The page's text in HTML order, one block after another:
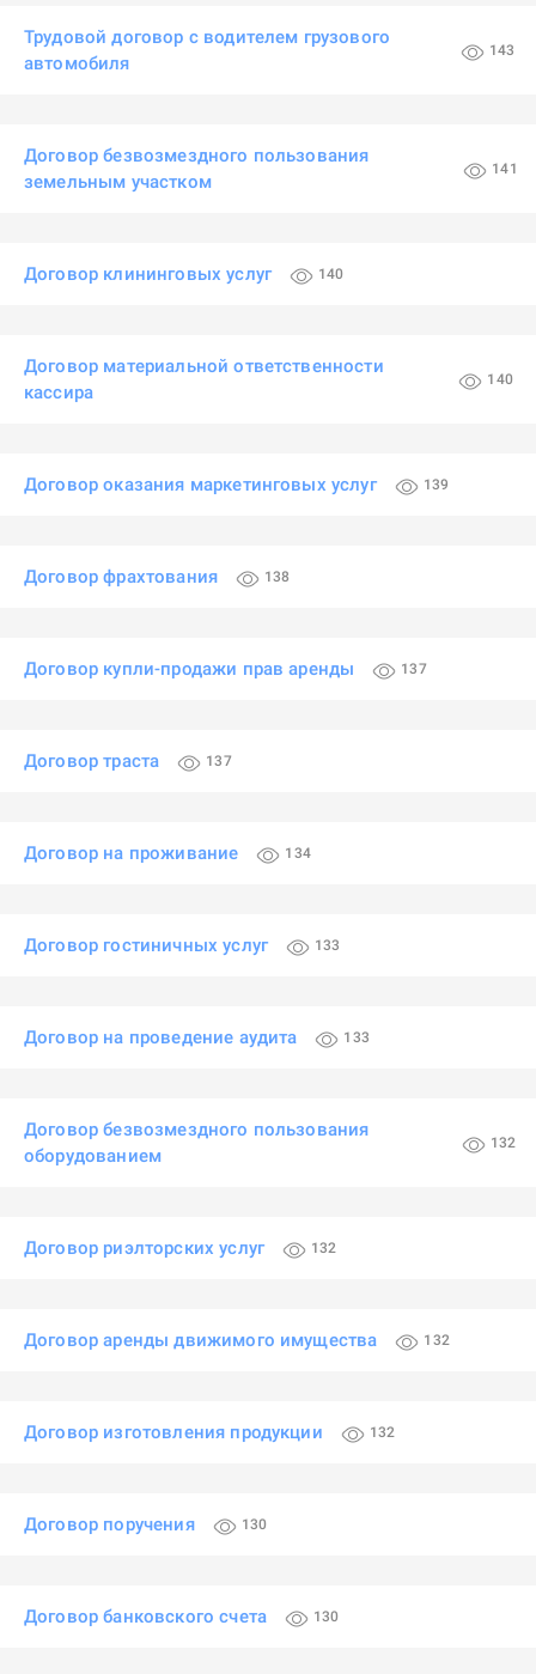
Трудовой договор с водителем грузового
автомобиля
143
Договор безвозмездного пользования
земельным участком
141
Договор клининговых услуг 140
Договор материальной ответственности
кассира
140
Договор оказания маркетинговых услуг 139
Договор фрахтования 138
Договор купли-продажи прав аренды 137
Договор траста 137
Договор на проживание 134
Договор гостиничных услуг 133
Договор на проведение аудита 133
Договор безвозмездного пользования
оборудованием
132
Договор риэлторских услуг 132
Договор аренды движимого имущества 132
Договор изготовления продукции 132
Договор поручения 130
Договор банковского счета 130